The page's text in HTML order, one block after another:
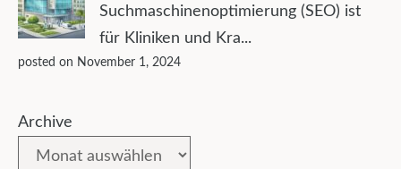
Suchmaschinenoptimierung (SEO) ist
für Kliniken und Kra...
posted on November 1, 2024
Archive